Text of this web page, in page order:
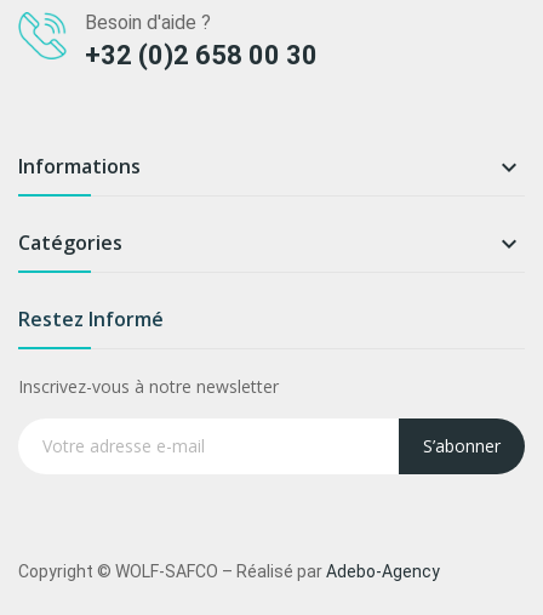
Besoin d'aide ?
+32 (0)2 658 00 30
Informations 
Catégories 
Restez Informé
Inscrivez-vous à notre newsletter
S’abonner
Copyright © WOLF-SAFCO – Réalisé parAdebo-Agency